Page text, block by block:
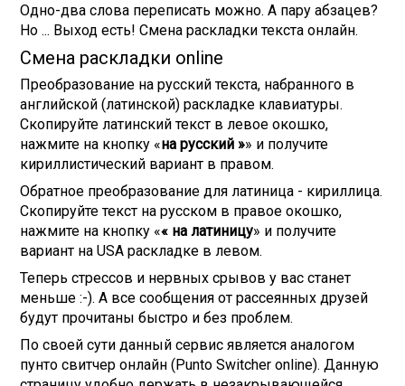
Одно-два слова переписать можно. А пару абзацев?
Но ... Выход есть! Смена раскладки текста онлайн.
Смена раскладки online
Преобразование на русский текста, набранного в
английской (латинской) раскладке клавиатуры.
Скопируйте латинский текст в левое окошко,
нажмите на кнопку «на русский »» и получите
кириллистический вариант в правом.
Обратное преобразование для латиница - кириллица.
Скопируйте текст на русском в правое окошко,
нажмите на кнопку «« на латиницу» и получите
вариант на USA раскладке в левом.
Теперь стрессов и нервных срывов у вас станет
меньше :-). А все сообщения от рассеянных друзей
будут прочитаны быстро и без проблем.
По своей сути данный сервис является аналогом
пунто свитчер онлайн (Punto Switcher online). Данную